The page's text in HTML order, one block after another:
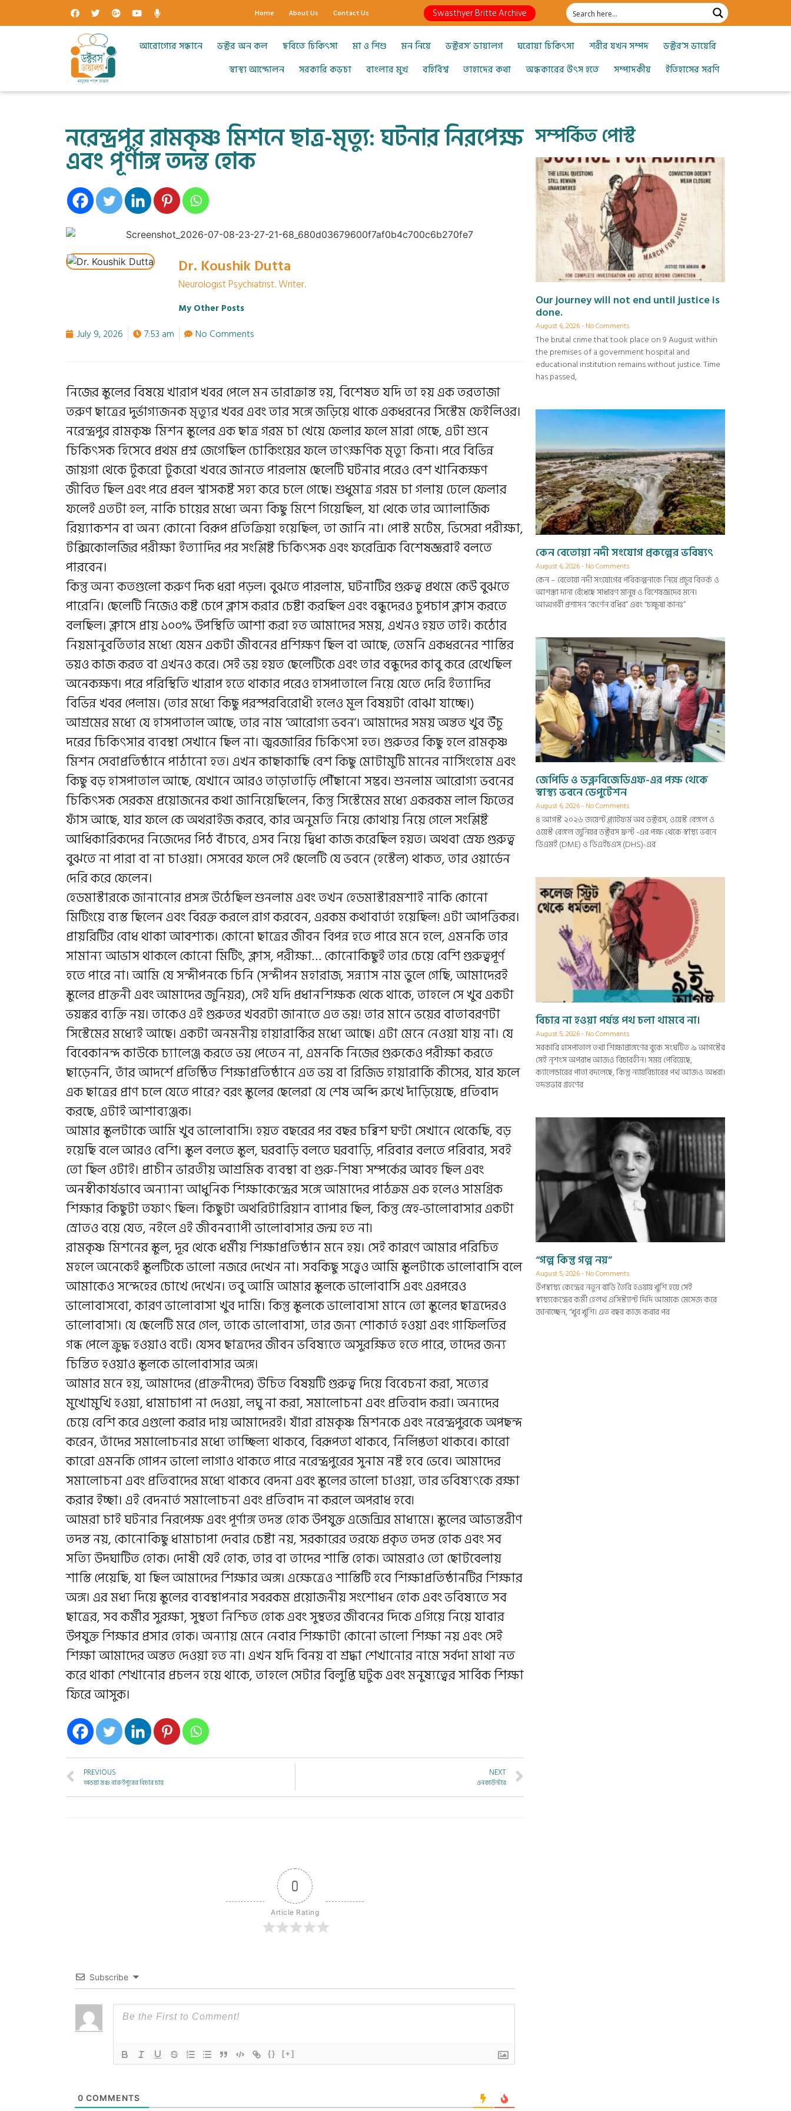
Home About Us Contact Us Swasthyer Britte Archive
আরোগ্যের সন্ধানে ডক্টর অন কল ছবিতে চিকিৎসা মা ও শিশু মন নিয়ে ডক্টরস’ ডায়ালগ ঘরোয়া চিকিৎসা শরীর যখন সম্পদ
ডক্টর’স ডায়েরি
স্বাস্থ্য আন্দোলন
সরকারি কড়চা বাংলার মুখ বহির্বিশ্ব তাহাদের কথা অন্ধকারের উৎস হতে সম্পাদকীয় ইতিহাসের সরণি
নরেন্দ্রপুর রামকৃষ্ণ মিশনে ছাত্র-মৃত্যু: ঘটনার নিরপেক্ষ
এবং পূর্ণাঙ্গ তদন্ত হোক
Dr. Koushik Dutta
Neurologist Psychiatrist. Writer.
My Other Posts
July 9, 2026 7:53 am No Comments
নিজের স্কুলের বিষয়ে খারাপ খবর পেলে মন ভারাক্রান্ত হয়, বিশেষত যদি তা হয় এক তরতাজা
তরুণ ছাত্রের দুর্ভাগ্যজনক মৃত্যুর খবর এবং তার সঙ্গে জড়িয়ে থাকে একধরনের সিস্টেম ফেইলিওর।
নরেন্দ্রপুর রামকৃষ্ণ মিশন স্কুলের এক ছাত্র গরম চা খেয়ে ফেলার ফলে মারা গেছে, এটা শুনে
চিকিৎসক হিসেবে প্রথম প্রশ্ন জেগেছিল চোকিংয়ের ফলে তাৎক্ষণিক মৃত্যু কিনা। পরে বিভিন্ন
জায়গা থেকে টুকরো টুকরো খবরে জানতে পারলাম ছেলেটি ঘটনার পরেও বেশ খানিকক্ষণ
জীবিত ছিল এবং পরে প্রবল শ্বাসকষ্ট সহ্য করে চলে গেছে। শুধুমাত্র গরম চা গলায় ঢেলে ফেলার
ফলেই এতটা হল, নাকি চায়ের মধ্যে অন্য কিছু মিশে গিয়েছিল, যা থেকে তার অ্যালার্জিক
রিয়্যাকশন বা অন্য কোনো বিরূপ প্রতিক্রিয়া হয়েছিল, তা জানি না। পোস্ট মর্টেম, ভিসেরা পরীক্ষা,
টক্সিকোলজির পরীক্ষা ইত্যাদির পর সংশ্লিষ্ট চিকিৎসক এবং ফরেন্সিক বিশেষজ্ঞরাই বলতে
পারবেন।
কিন্তু অন্য কতগুলো করুণ দিক ধরা পড়ল। বুঝতে পারলাম, ঘটনাটির গুরুত্ব প্রথমে কেউ বুঝতে
পারেনি। ছেলেটি নিজেও কষ্ট চেপে ক্লাস করার চেষ্টা করছিল এবং বন্ধুদেরও চুপচাপ ক্লাস করতে
বলছিল। ক্লাসে প্রায় ১০০% উপস্থিতি আশা করা হত আমাদের সময়, এখনও হয়ত তাই। কঠোর
নিয়মানুবর্তিতার মধ্যে যেমন একটা জীবনের প্রশিক্ষণ ছিল বা আছে, তেমনি একধরনের শাস্তির
ভয়ও কাজ করত বা এখনও করে। সেই ভয় হয়ত ছেলেটিকে এবং তার বন্ধুদের কাবু করে রেখেছিল
অনেকক্ষণ। পরে পরিস্থিতি খারাপ হতে থাকার পরেও হাসপাতালে নিয়ে যেতে দেরি ইত্যাদির
বিভিন্ন খবর পেলাম। (তার মধ্যে কিছু পরস্পরবিরোধী হলেও মূল বিষয়টা বোঝা যাচ্ছে।)
আশ্রমের মধ্যে যে হাসপাতাল আছে, তার নাম ‘আরোগ্য ভবন’। আমাদের সময় অন্তত খুব উঁচু
দরের চিকিৎসার ব্যবস্থা সেখানে ছিল না। জ্বরজারির চিকিৎসা হত। গুরুতর কিছু হলে রামকৃষ্ণ
মিশন সেবাপ্রতিষ্ঠানে পাঠানো হত। এখন কাছাকাছি বেশ কিছু মোটামুটি মানের নার্সিংহোম এবং
কিছু বড় হাসপাতাল আছে, যেখানে আরও তাড়াতাড়ি পৌঁছানো সম্ভব। শুনলাম আরোগ্য ভবনের
চিকিৎসক সেরকম প্রয়োজনের কথা জানিয়েছিলেন, কিন্তু সিস্টেমের মধ্যে একরকম লাল ফিতের
ফাঁস আছে, যার ফলে কে অথরাইজ করবে, কার অনুমতি নিয়ে কোথায় নিয়ে গেলে সংশ্লিষ্ট
আধিকারিকদের নিজেদের পিঠ বাঁচবে, এসব নিয়ে দ্বিধা কাজ করেছিল হয়ত। অথবা স্রেফ গুরুত্ব
বুঝতে না পারা বা না চাওয়া। সেসবের ফলে সেই ছেলেটি যে ভবনে (হস্টেল) থাকত, তার ওয়ার্ডেন
দেরি করে ফেলেন।
হেডমাস্টারকে জানানোর প্রসঙ্গ উঠেছিল শুনলাম এবং তখন হেডমাস্টারমশাই নাকি কোনো
মিটিংয়ে ব্যস্ত ছিলেন এবং বিরক্ত করলে রাগ করবেন, এরকম কথাবার্তা হয়েছিল! এটা আপত্তিকর।
প্রায়রিটির বোধ থাকা আবশ্যক। কোনো ছাত্রের জীবন বিপন্ন হতে পারে মনে হলে, এমনকি তার
সামান্য আভাস থাকলে কোনো মিটিং, ক্লাস, পরীক্ষা… কোনোকিছুই তার চেয়ে বেশি গুরুত্বপূর্ণ
হতে পারে না। আমি যে সন্দীপনকে চিনি (সন্দীপন মহারাজ, সন্ন্যাস নাম ভুলে গেছি, আমাদেরই
স্কুলের প্রাক্তনী এবং আমাদের জুনিয়র), সেই যদি প্রধানশিক্ষক থেকে থাকে, তাহলে সে খুব একটা
ভয়ঙ্কর ব্যক্তি নয়। তাকেও এই গুরুতর খবরটা জানাতে এত ভয়! তার মানে ভয়ের বাতাবরণটা
সিস্টেমের মধ্যেই আছে। একটা অনমনীয় হায়ারার্কির মধ্যে আছে। এটা মেনে নেওয়া যায় না। যে
বিবেকানন্দ কাউকে চ্যালেঞ্জ করতে ভয় পেতেন না, এমনকি নিজের গুরুকেও পরীক্ষা করতে
ছাড়েননি, তাঁর আদর্শে প্রতিষ্ঠিত শিক্ষাপ্রতিষ্ঠানে এত ভয় বা রিজিড হায়ারার্কি কীসের, যার ফলে
এক ছাত্রের প্রাণ চলে যেতে পারে? বরং স্কুলের ছেলেরা যে শেষ অব্দি রুখে দাঁড়িয়েছে, প্রতিবাদ
করছে, এটাই আশাব্যঞ্জক।
আমার স্কুলটাকে আমি খুব ভালোবাসি। হয়ত বছরের পর বছর চব্বিশ ঘণ্টা সেখানে থেকেছি, বড়
হয়েছি বলে আরও বেশি। স্কুল বলতে স্কুল, ঘরবাড়ি বলতে ঘরবাড়ি, পরিবার বলতে পরিবার, সবই
তো ছিল ওটাই। প্রাচীন ভারতীয় আশ্রমিক ব্যবস্থা বা গুরু-শিষ্য সম্পর্কের আবহ ছিল এবং
অনস্বীকার্যভাবে অন্যান্য আধুনিক শিক্ষাকেন্দ্রের সঙ্গে আমাদের পাঠক্রম এক হলেও সামগ্রিক
শিক্ষার কিছুটা তফাৎ ছিল। কিছুটা অথরিটারিয়ান ব্যাপার ছিল, কিন্তু স্নেহ-ভালোবাসার একটা
স্রোতও বয়ে যেত, নইলে এই জীবনব্যাপী ভালোবাসার জন্ম হত না৷
রামকৃষ্ণ মিশনের স্কুল, দূর থেকে ধর্মীয় শিক্ষাপ্রতিষ্ঠান মনে হয়। সেই কারণে আমার পরিচিত
মহলে অনেকেই স্কুলটিকে ভালো নজরে দেখেন না। সবকিছু সত্ত্বেও আমি স্কুলটাকে ভালোবাসি বলে
আমাকেও সন্দেহের চোখে দেখেন। তবু আমি আমার স্কুলকে ভালোবাসি এবং এরপরেও
ভালোবাসবো, কারণ ভালোবাসা খুব দামি। কিন্তু স্কুলকে ভালোবাসা মানে তো স্কুলের ছাত্রদেরও
ভালোবাসা। যে ছেলেটি মরে গেল, তাকে ভালোবাসা, তার জন্য শোকার্ত হওয়া এবং গাফিলতির
গন্ধ পেলে ক্রুদ্ধ হওয়াও বটে। যেসব ছাত্রদের জীবন ভবিষ্যতে অসুরক্ষিত হতে পারে, তাদের জন্য
চিন্তিত হওয়াও স্কুলকে ভালোবাসার অঙ্গ।
আমার মনে হয়, আমাদের (প্রাক্তনীদের) উচিত বিষয়টি গুরুত্ব দিয়ে বিবেচনা করা, সত্যের
মুখোমুখি হওয়া, ধামাচাপা না দেওয়া, লঘু না করা, সমালোচনা এবং প্রতিবাদ করা। অন্যদের
চেয়ে বেশি করে এগুলো করার দায় আমাদেরই। যাঁরা রামকৃষ্ণ মিশনকে এবং নরেন্দ্রপুরকে অপছন্দ
করেন, তাঁদের সমালোচনার মধ্যে তাচ্ছিল্য থাকবে, বিরূপতা থাকবে, নির্লিপ্ততা থাকবে। কারো
কারো এমনকি গোপন ভালো লাগাও থাকতে পারে নরেন্দ্রপুরের সুনাম নষ্ট হবে ভেবে। আমাদের
সমালোচনা এবং প্রতিবাদের মধ্যে থাকবে বেদনা এবং স্কুলের ভালো চাওয়া, তার ভবিষ্যৎকে রক্ষা
করার ইচ্ছা। এই বেদনার্ত সমালোচনা এবং প্রতিবাদ না করলে অপরাধ হবে৷
আমরা চাই ঘটনার নিরপেক্ষ এবং পূর্ণাঙ্গ তদন্ত হোক উপযুক্ত এজেন্সির মাধ্যমে। স্কুলের আভ্যন্তরীণ
তদন্ত নয়, কোনোকিছু ধামাচাপা দেবার চেষ্টা নয়, সরকারের তরফে প্রকৃত তদন্ত হোক এবং সব
সত্যি উদঘাটিত হোক। দোষী যেই হোক, তার বা তাদের শাস্তি হোক। আমরাও তো ছোটবেলায়
শাস্তি পেয়েছি, যা ছিল আমাদের শিক্ষার অঙ্গ। এক্ষেত্রেও শাস্তিটি হবে শিক্ষাপ্রতিষ্ঠানটির শিক্ষার
অঙ্গ। এর মধ্য দিয়ে স্কুলের ব্যবস্থাপনার সবরকম প্রয়োজনীয় সংশোধন হোক এবং ভবিষ্যতে সব
ছাত্রের, সব কর্মীর সুরক্ষা, সুস্থতা নিশ্চিত হোক এবং সুস্থতর জীবনের দিকে এগিয়ে নিয়ে যাবার
উপযুক্ত শিক্ষার প্রসার হোক। অন্যায় মেনে নেবার শিক্ষাটা কোনো ভালো শিক্ষা নয় এবং সেই
শিক্ষা আমাদের অন্তত দেওয়া হত না। এখন যদি বিনয় বা শ্রদ্ধা শেখানোর নামে সর্বদা মাথা নত
করে থাকা শেখানোর প্রচলন হয়ে থাকে, তাহলে সেটার বিলুপ্তি ঘটুক এবং মনুষ্যত্বের সার্বিক শিক্ষা
ফিরে আসুক।
PREVIOUS
অভয়া মঞ্চ বারুইপুরের বিচার চায়
NEXT
এনকাউন্টার
0
Article Rating
Subscribe
{} [+]
0 COMMENTS
সম্পর্কিত পোস্ট
Our journey will not end until justice is
done.
August 6, 2026 No Comments
The brutal crime that took place on 9 August within
the premises of a government hospital and
educational institution remains without justice. Time
has passed,
কেন বেতোয়া নদী সংযোগ প্রকল্পের ভবিষ্যৎ
August 6, 2026 No Comments
কেন – বেতোয়া নদী সংযোগের পরিকল্পনাকে নিয়ে প্রচুর বিতর্ক ও
আশঙ্কা দানা বেঁধেছে সাধারণ মানুষ ও বিশেষজ্ঞদের মনে।
আত্মগর্বী প্রশাসন “কর্ণেন বধির” এবং “চক্ষুষা কানঃ”
জেপিডি ও ডব্লুবিজেডিএফ-এর পক্ষ থেকে
স্বাস্থ্য ভবনে ডেপুটেশন
August 6, 2026 No Comments
৪ আগস্ট ২০২৬ জয়েন্ট প্ল্যাটফর্ম অব ডক্টরস, ওয়েস্ট বেঙ্গল ও
ওয়েস্ট বেঙ্গল জুনিয়র ডক্টরস ফ্রন্ট -এর পক্ষ থেকে স্বাস্থ্য ভবনে
ডিএমই (DME) ও ডিএইচএস (DHS)-এর
বিচার না হওয়া পর্যন্ত পথ চলা থামবে না।
August 5, 2026 No Comments
সরকারি হাসপাতাল তথা শিক্ষাপ্রাঙ্গণের বুকে সংঘটিত ৯ আগস্টের
সেই নৃশংস অপরাধ আজও বিচারহীন। সময় পেরিয়েছে,
ক্যালেন্ডারের পাতা বদলেছে, কিন্তু ন্যায়বিচারের পথ আজও অধরা।
তদন্তভার গ্রহণের
“গল্প কিন্তু গল্প নয়”
August 5, 2026 No Comments
উপস্বাস্থ্য কেন্দ্রের নতুন বাড়ি তৈরি হওয়ায় খুশি হয়ে সেই
স্বাস্থ্যকেন্দ্রের কর্মী হেলথ এসিস্ট্যান্ট দিদি আমাকে মেসেজ করে
জানাচ্ছেন, “খুব খুশি। এত বছর কাজ করার পর